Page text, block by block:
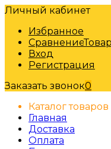
Личный кабинет
Избранное
Сравнение
Вход
Регистрация
Заказать звонок0
Каталог товаров
Главная
Доставка
Оплата